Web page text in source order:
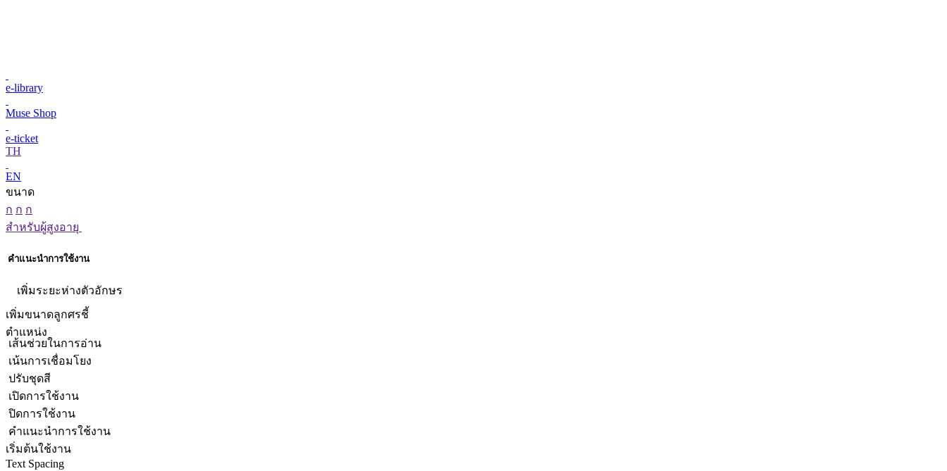
e-library
Muse Shop
e-ticket
TH
EN
ขนาด
ก ก ก
สำหรับผู้สูงอายุ
คำแนะนำการใช้งาน
เพิ่มระยะห่างตัวอักษร
เพิ่มขนาดลูกศรชี้
ตำแหน่ง
เส้นช่วยในการอ่าน
เน้นการเชื่อมโยง
ปรับชุดสี
เปิดการใช้งาน
ปิดการใช้งาน
คำแนะนำการใช้งาน
เริ่มต้นใช้งาน
Text Spacing